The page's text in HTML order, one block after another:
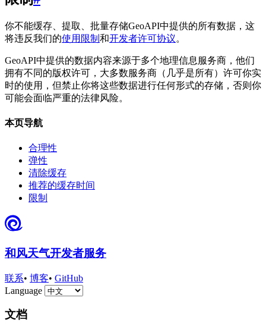
你不能缓存、提取、批量存储GeoAPI中提供的所有数据，这
将违反我们的使用限制 和开发者许可协议。
GeoAPI中提供的数据内容来源于多个地理信息服务商，他们
拥有不同的版权许可，大多数服务商（几乎是所有）许可你实
时的使用，但禁止你将这些数据进行任何形式的存储，否则你
可能会面临严重的法律风险。
本页导航
合理性
弹性
清除缓存
推荐的缓存时间
限制
和风天气开发者服务
联系• 博客• GitHub
Language
文档